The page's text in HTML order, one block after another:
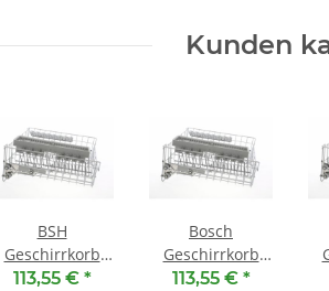
Kunden
BSH
Geschirrkorb
oben 00770441 -
113,55 € *
Bosch
Geschirrkorb
oben 00770441 -
113,55 € *